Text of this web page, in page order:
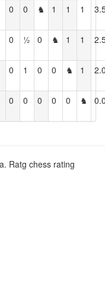
0 0 ♞ 1 1 1
0 ½ 0 ♞ 1 1
0 1 0 0 ♞ 1
0 0 0 0 0 ♞
Ratg chess rating